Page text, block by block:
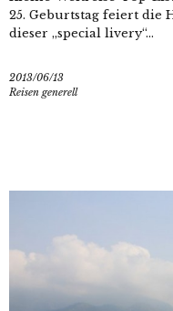
25. Geburtstag feiert
dieser „special livery“...
2013/06/13
Reisen generell